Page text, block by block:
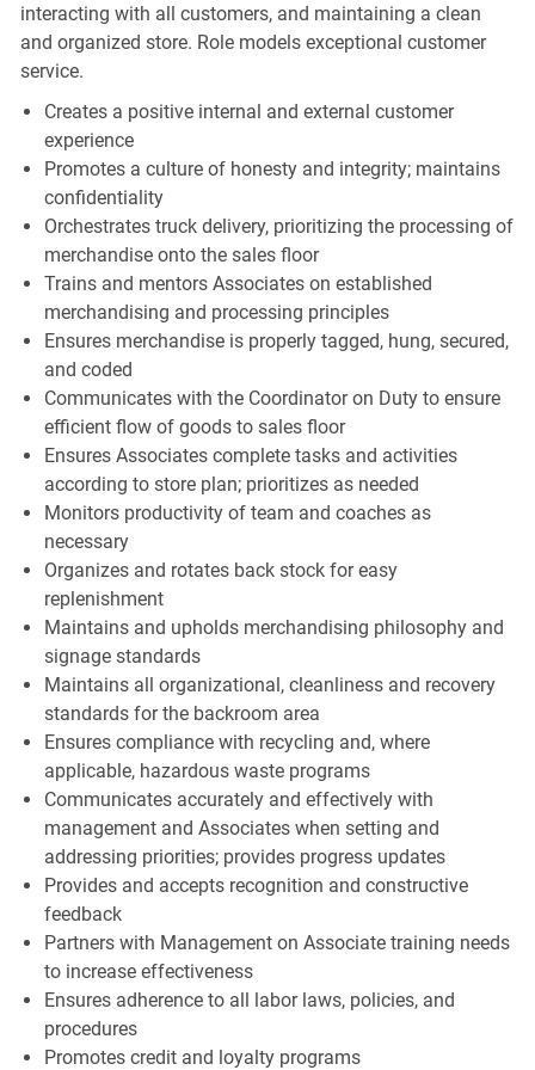
interacting with all customers, and maintaining a clean
and organized store. Role models exceptional customer
service.
Creates a positive internal and external customer
experience
Promotes a culture of honesty and integrity; maintains
confidentiality
Orchestrates truck delivery, prioritizing the processing of
merchandise onto the sales floor
Trains and mentors Associates on established
merchandising and processing principles
Ensures merchandise is properly tagged, hung, secured,
and coded
Communicates with the Coordinator on Duty to ensure
efficient flow of goods to sales floor
Ensures Associates complete tasks and activities
according to store plan; prioritizes as needed
Monitors productivity of team and coaches as
necessary
Organizes and rotates back stock for easy
replenishment
Maintains and upholds merchandising philosophy and
signage standards
Maintains all organizational, cleanliness and recovery
standards for the backroom area
Ensures compliance with recycling and, where
applicable, hazardous waste programs
Communicates accurately and effectively with
management and Associates when setting and
addressing priorities; provides progress updates
Provides and accepts recognition and constructive
feedback
Partners with Management on Associate training needs
to increase effectiveness
Ensures adherence to all labor laws, policies, and
procedures
Promotes credit and loyalty programs